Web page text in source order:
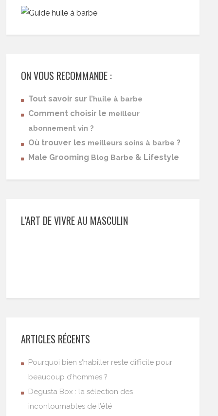
ON VOUS RECOMMANDE :
Tout savoir sur l’huile à barbe
Comment choisir le meilleur
abonnement vin ?
Où trouver les meilleurs soins à barbe ?
Male Grooming Blog Barbe & Lifestyle
L’ART DE VIVRE AU MASCULIN
ARTICLES RÉCENTS
Pourquoi bien s’habiller reste difficile pour
beaucoup d’hommes ?
Degusta Box : la sélection des
incontournables de l’été